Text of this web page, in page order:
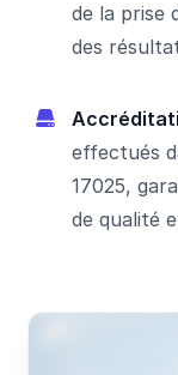
de la prise
des
effectués
17025,
de qualité